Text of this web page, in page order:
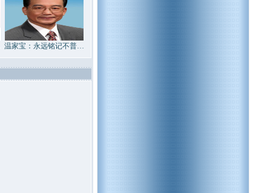
温家宝：永远铭记不普…